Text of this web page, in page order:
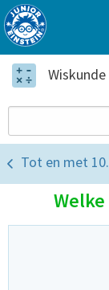
Wiskunde
Tot en met